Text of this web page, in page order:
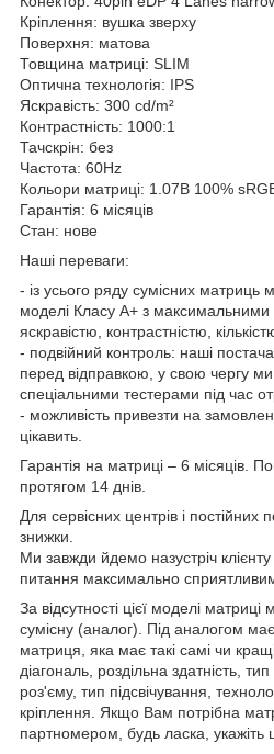
Кріплення: вушка зверху
Поверхня: матова
Товщина матриці: SLIM
Оптична технологія: IPS
Яскравість: 300 cd/m²
Контрастність: 1000:1
Тачскрін: без
Частота: 60Hz
Кольори матриці: 1.07B 100%
Гарантія: 6 місяців
Стан: нове
Наші переваги:
- із усього ряду сумісних матриць
моделі Класу А+ з максимальними
яскравістю, контрастністю,
- подвійний контроль: наші
перед відправкою, у свою чергу
спеціальними тестерами під час
- можливість привезти на
цікавить.
Гарантія на матриці – 6 місяців.
протягом 14 днів.
Для сервісних центрів і постійних
знижки.
Ми завжди йдемо назустріч
питання максимально
За відсутності цієї моделі
сумісну (аналог). Під аналогом
матриця, яка має такі самі чи
діагональ, роздільна здатність,
роз'єму, тип підсвічування,
кріплення. Якщо Вам потрібна
партномером, будь ласка, укажіть